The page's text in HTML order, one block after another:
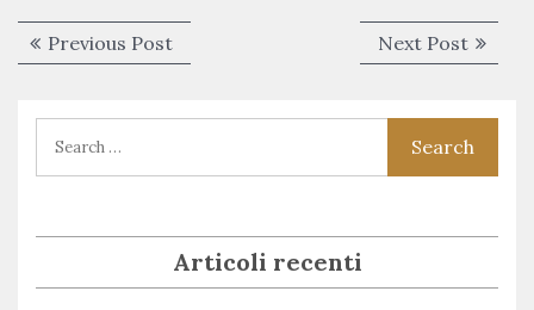
Navigazione
articoli
Previous PostPrevious
post:
Next PostNext
post:
Articoli recenti